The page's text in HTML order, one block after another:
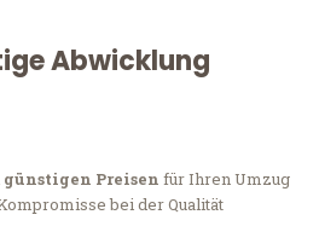
Abwicklung
günstigen Preisen für Ihren Umzug
bei der Qualität